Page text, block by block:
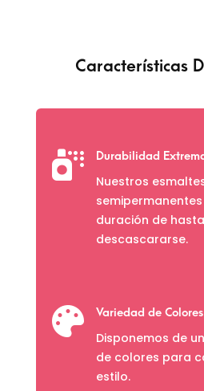
Características
 Durabilidad
Nuestros
duración de
descascararse.
 Variedad de Colores
Disponemos de
de colores para
estilo.